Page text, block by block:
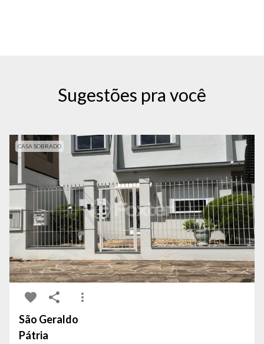
Sugestões pra você
CASA SOBRADO
São Geraldo
Pátria